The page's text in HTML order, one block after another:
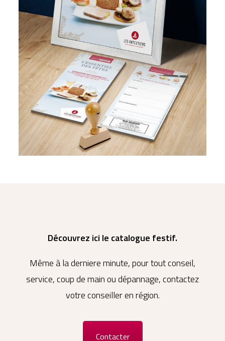
Découvrez ici le catalogue festif.
Même à la derniere minute, pour tout conseil,
service, coup de main ou dépannage, contactez
votre conseiller en région.
Contacter